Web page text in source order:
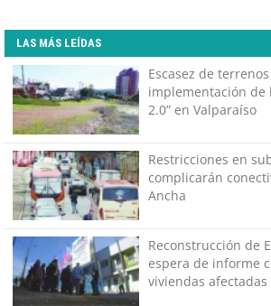
LAS MÁS LEÍDAS
Escasez de
implementación de
2.0” en Valparaíso
Restricciones en
complicarán
Ancha
Reconstrucción de
espera de informe
viviendas afectadas